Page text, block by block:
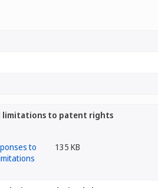
limitations to patent rights
135 KB